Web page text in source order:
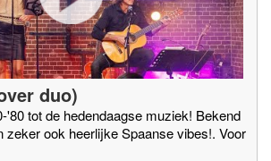
duo)
'80 tot de hedendaagse muziek! Bekend
zeker ook heerlijke Spaanse vibes!. Voor